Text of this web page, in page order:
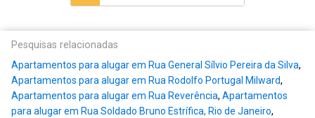
Pesquisas relacionadas
Apartamentos para alugar em Rua General Sílvio Pereira da Silva,
Apartamentos para alugar em Rua Rodolfo Portugal Milward,
Apartamentos para alugar em Rua Reverência, Apartamentos
para alugar em Rua Soldado Bruno Estrífica, Rio de Janeiro,